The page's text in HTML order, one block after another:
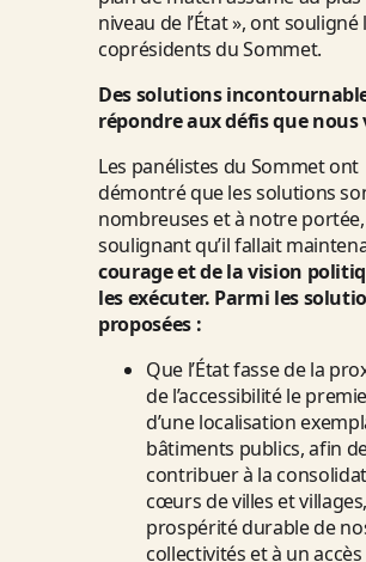
niveau de l’État », ont souligné
coprésidents du Sommet.
Des solutions
répondre aux défis que nous
Les panélistes du Sommet ont
démontré que les solutions
nombreuses et à notre
soulignant qu’il fallait
courage et de la vision
les exécuter. Parmi les
proposées :
Que l’État fasse de la
de l’accessibilité le
d’une localisation
bâtiments publics, afin
contribuer à la
cœurs de villes et
prospérité durable de
collectivités et à un accès